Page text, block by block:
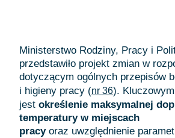
Ministerstwo Rodziny, Pracy i
przedstawiło projekt zmian w
dotyczącym ogólnych przepisów
i higieny pracy (nr 36). Kluczowym
jest określenie maksymalnej
temperatury w miejscach
pracyoraz uwzględnienie